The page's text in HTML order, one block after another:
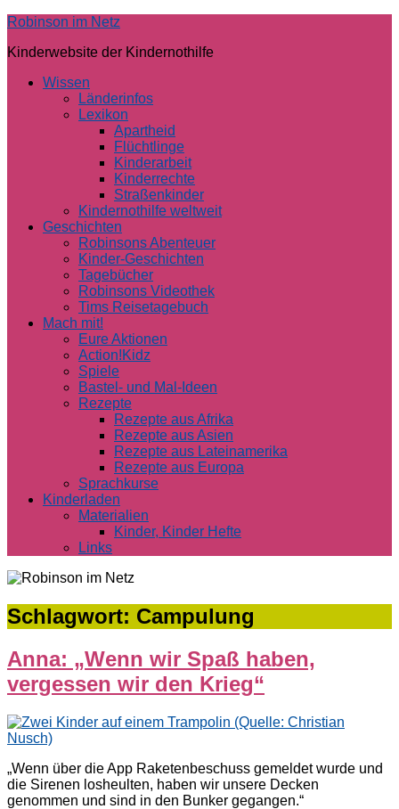
Skip
content
Robinson im Netz
Kinderwebsite der Kindernothilfe
Wissen
Länderinfos
Lexikon
Apartheid
Flüchtlinge
Kinderarbeit
Kinderrechte
Straßenkinder
Kindernothilfe weltweit
Geschichten
Robinsons Abenteuer
Kinder-Geschichten
Tagebücher
Robinsons Videothek
Tims Reisetagebuch
Mach mit!
Eure Aktionen
Action!Kidz
Spiele
Bastel- und Mal-Ideen
Rezepte
Rezepte aus Afrika
Rezepte aus Asien
Rezepte aus Lateinamerika
Rezepte aus Europa
Sprachkurse
Kinderladen
Materialien
Kinder, Kinder Hefte
Links
Schlagwort: Campulung
Anna: „Wenn wir Spaß haben,
vergessen wir den Krieg“
„Wenn über die App Raketenbeschuss gemeldet wurde und
die Sirenen losheulten, haben wir unsere Decken
genommen und sind in den Bunker gegangen.“